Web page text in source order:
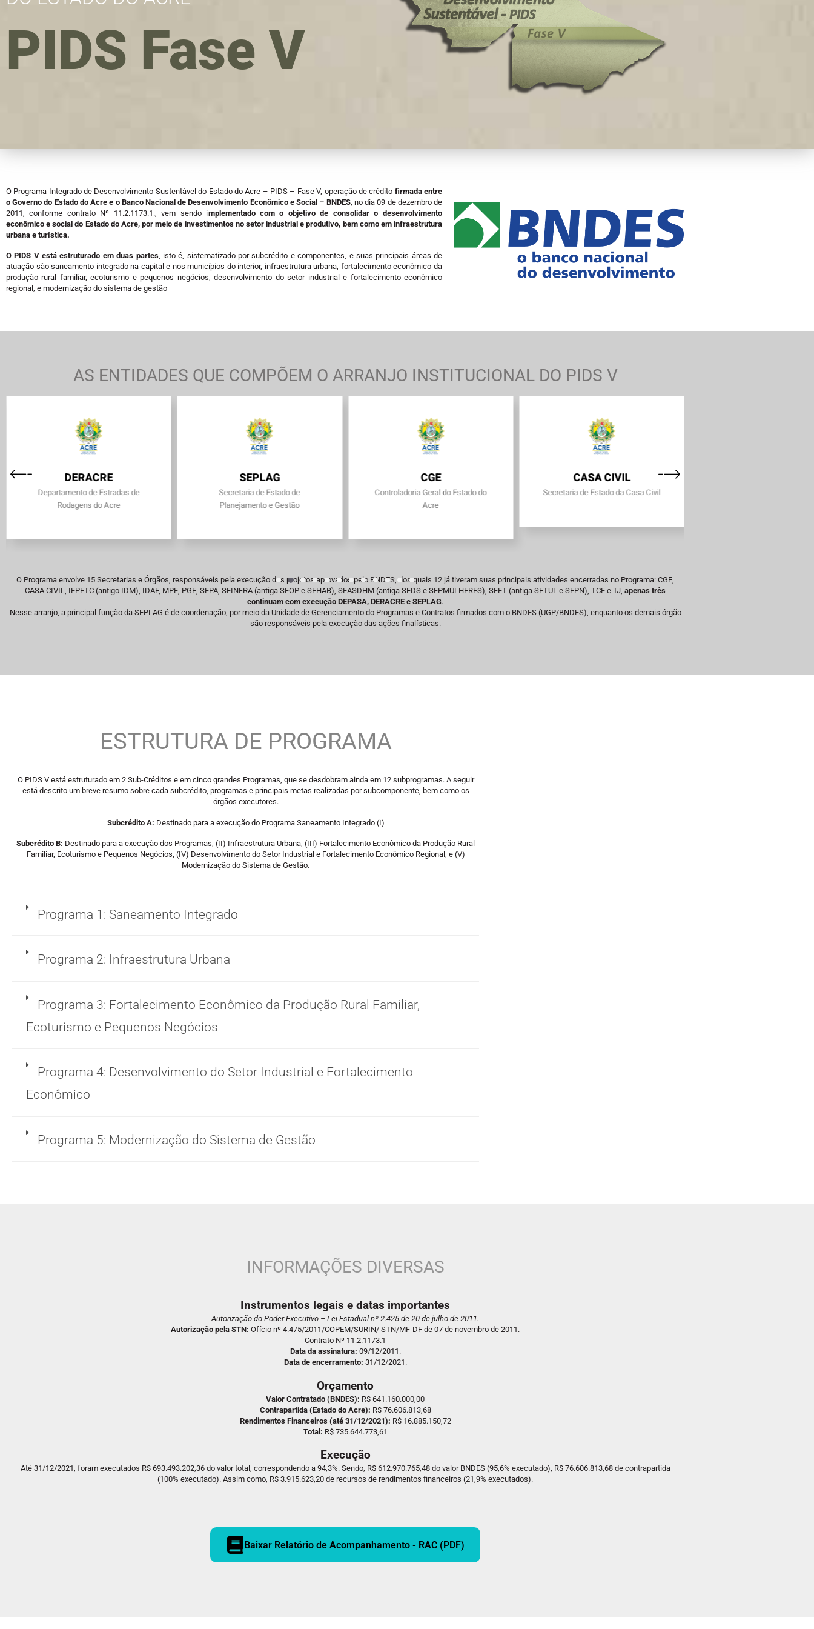
PIDS Fase V
O Programa Integrado de Desenvolvimento Sustentável do Estado do Acre – PIDS – Fase V, operação de crédito firmada entre
o Governo do Estado do Acre e o Banco Nacional de Desenvolvimento Econômico e Social – BNDES, no dia 09 de dezembro de
2011, conforme contrato Nº 11.2.1173.1., vem sendo implementado com o objetivo de consolidar o desenvolvimento
econômico e social do Estado do Acre, por meio de investimentos no setor industrial e produtivo, bem como em infraestrutura
urbana e turística.
O PIDS V está estruturado em duas partes, isto é, sistematizado por subcrédito e componentes, e suas principais áreas de
atuação são saneamento integrado na capital e nos municípios do interior, infraestrutura urbana, fortalecimento econômico da
produção rural familiar, ecoturismo e pequenos negócios, desenvolvimento do setor industrial e fortalecimento econômico
regional, e modernização do sistema de gestão
AS ENTIDADES QUE COMPÕEM O ARRANJO INSTITUCIONAL DO PIDS V
DERACRE
Departamento de Estradas de
Rodagens do Acre
SEPLAG
Secretaria de Estado de
Planejamento e Gestão
CGE
Controladoria Geral do Estado do
Acre
CASA CIVIL
Secretaria de Estado da Casa Civil
O Programa envolve 15 Secretarias e Órgãos, responsáveis pela execução dos projetos aprovados pelo BNDES, dos quais 12 já tiveram suas principais atividades encerradas no Programa: CGE,
CASA CIVIL, IEPETC (antigo IDM), IDAF, MPE, PGE, SEPA, SEINFRA (antiga SEOP e SEHAB), SEASDHM (antiga SEDS e SEPMULHERES), SEET (antiga SETUL e SEPN), TCE e TJ, apenas três
continuam com execução DEPASA, DERACRE e SEPLAG.
Nesse arranjo, a principal função da SEPLAG é de coordenação, por meio da Unidade de Gerenciamento do Programas e Contratos firmados com o BNDES (UGP/BNDES), enquanto os demais órgão
são responsáveis pela execução das ações finalísticas.
ESTRUTURA DE PROGRAMA
O PIDS V está estruturado em 2 Sub-Créditos e em cinco grandes Programas, que se desdobram ainda em 12 subprogramas. A seguir
está descrito um breve resumo sobre cada subcrédito, programas e principais metas realizadas por subcomponente, bem como os
órgãos executores.
Subcrédito A: Destinado para a execução do Programa Saneamento Integrado (I)
Subcrédito B: Destinado para a execução dos Programas, (II) Infraestrutura Urbana, (III) Fortalecimento Econômico da Produção Rural
Familiar, Ecoturismo e Pequenos Negócios, (IV) Desenvolvimento do Setor Industrial e Fortalecimento Econômico Regional, e (V)
Modernização do Sistema de Gestão.
Programa 1: Saneamento Integrado
Programa 2: Infraestrutura Urbana
Programa 3: Fortalecimento Econômico da Produção Rural Familiar,
Ecoturismo e Pequenos Negócios
Programa 4: Desenvolvimento do Setor Industrial e Fortalecimento
Econômico
Programa 5: Modernização do Sistema de Gestão
INFORMAÇÕES DIVERSAS
Instrumentos legais e datas importantes
Autorização do Poder Executivo – Lei Estadual nº 2.425 de 20 de julho de 2011.
Autorização pela STN: Ofício nº 4.475/2011/COPEM/SURIN/ STN/MF-DF de 07 de novembro de 2011.
Contrato Nº 11.2.1173.1
Data da assinatura: 09/12/2011.
Data de encerramento: 31/12/2021.
Orçamento
Valor Contratado (BNDES): R$ 641.160.000,00
Contrapartida (Estado do Acre): R$ 76.606.813,68
Rendimentos Financeiros (até 31/12/2021): R$ 16.885.150,72
Total: R$ 735.644.773,61
Execução
Até 31/12/2021, foram executados R$ 693.493.202,36 do valor total, correspondendo a 94,3%. Sendo, R$ 612.970.765,48 do valor BNDES (95,6% executado), R$ 76.606.813,68 de contrapartida
(100% executado). Assim como, R$ 3.915.623,20 de recursos de rendimentos financeiros (21,9% executados).
Baixar Relatório de Acompanhamento - RAC (PDF)